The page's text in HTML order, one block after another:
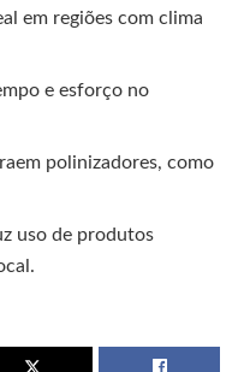
em regiões com clima
e esforço no
polinizadores, como
uso de produtos